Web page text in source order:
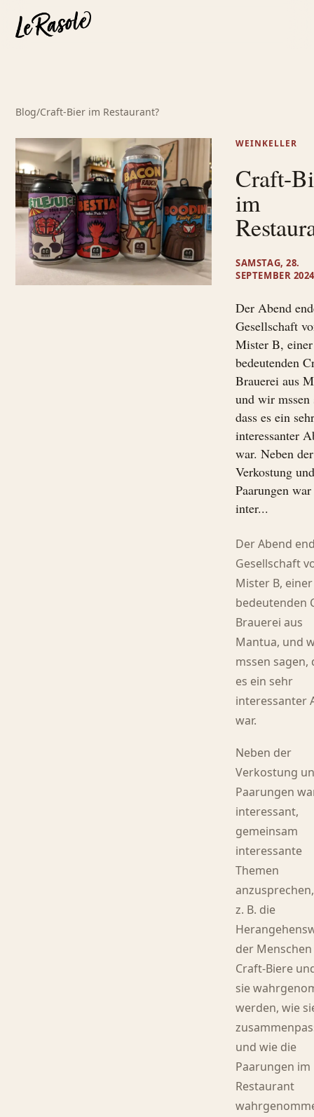
Blog/Craft-Bier im Restaurant?
WEINKELLER
Craft-
im
SAMSTAG, 28.
SEPTEMBER 2024
Der Abend
Gesellschaft
Mister B, einer
bedeutenden
Brauerei aus
und wir mssen
dass es ein
interessanter
war. Neben der
Verkostung
Paarungen war
inter...
Der Abend
Gesellschaft
Mister B, einer
bedeutenden
Brauerei aus
Mantua, und
mssen sagen,
es ein sehr
interessanter
war.
Neben der
Verkostung
Paarungen
interessant,
gemeinsam
interessante
Themen
z. B. die
der
Craft-Biere
sie
werden, wie
und wie die
Paarungen im
Restaurant